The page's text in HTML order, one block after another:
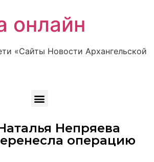
онлайн
«Сайты Новости Архангельской
Непряева
операцию